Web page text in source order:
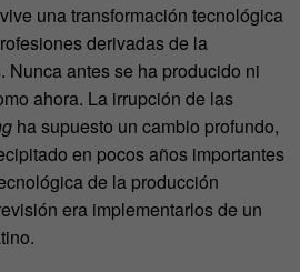
una transformación tecnológica
derivadas de la
Nunca antes se ha producido ni
ahora. La irrupción de las
ha supuesto un cambio profundo,
en pocos años importantes
de la producción
era implementarlos de un